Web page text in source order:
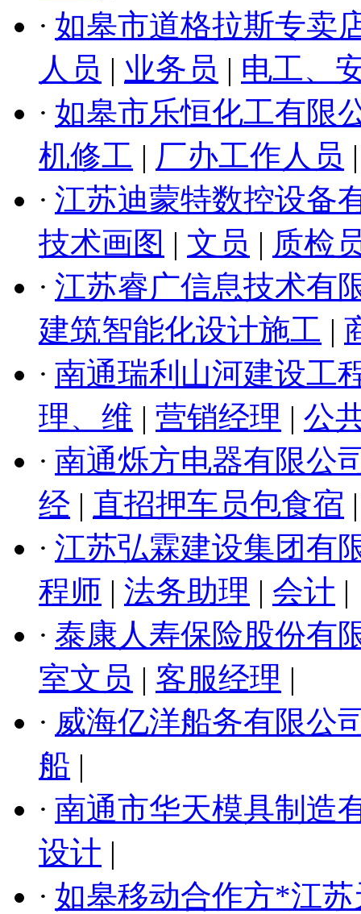
· 如皋市道格拉斯专卖
人员 | 业务员 | 电工、
· 如皋市乐恒化工有限
机修工 | 厂办工作人员 |
· 江苏迪蒙特数控设备
技术画图 | 文员 | 质检
· 江苏睿广信息技术有
建筑智能化设计施工 |
· 南通瑞利山河建设工
理、维 | 营销经理 | 公
· 南通烁方电器有限公
经 | 直招押车员包食宿 |
· 江苏弘霖建设集团有
程师 | 法务助理 | 会计 |
· 泰康人寿保险股份有
室文员 | 客服经理 |
· 威海亿洋船务有限公
船 |
· 南通市华天模具制造
设计 |
· 如皋移动合作方*江